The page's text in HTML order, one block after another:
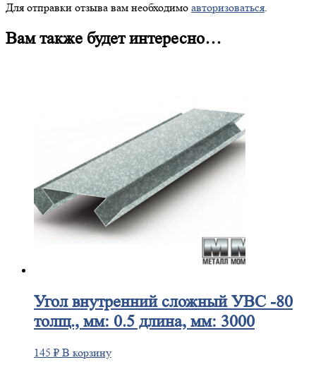
Для отправки отзыва вам необходимо авторизоваться.
Вам также будет интересно…
Уголвнутренний сложный УВС -80
толщ., мм: 0.5 длина, мм: 3000
145 ₽ В корзину